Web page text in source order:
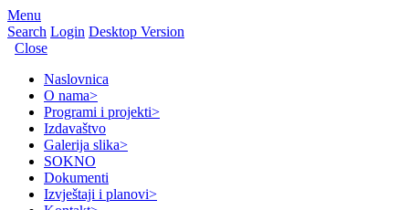
Menu
Search Login Desktop Version
Close
Naslovnica
O nama>
Programi i projekti>
Izdavaštvo
Galerija slika>
SOKNO
Dokumenti
Izvještaji i planovi>